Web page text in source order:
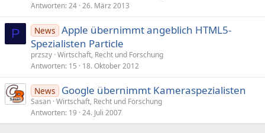
Antworten 24 26. März 2013
P News Apple übernimmt angeblich HTML5-
Spezialisten Particle
przszy Wirtschaft, Recht und Forschung
Antworten 15 18. Oktober 2012
News Google übernimmt Kameraspezialisten
Sasan Wirtschaft, Recht und Forschung
Antworten 19 24. Juli 2007